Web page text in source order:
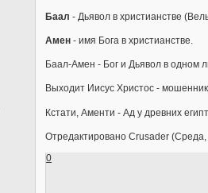
Баал - Дьявол в христианстве
Амен- имя Бога в христианстве.
Баал-Амен - Бог и Дьявол в одном
Выходит Иисус Христос -
Кстати, Аменти - Ад у древних
Отредактировано Crusader
0